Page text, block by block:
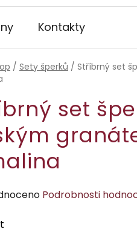
Kontakty
/ Sety šperků / Stříbrný set
set
Podrobnosti